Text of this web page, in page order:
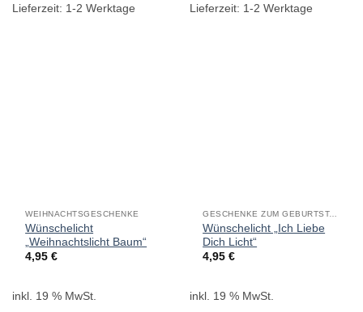
Lieferzeit: 1-2 Werktage Lieferzeit: 1-2 Werktage
WEIHNACHTSGESCHENKE
Wünschelicht
„Weihnachtslicht Baum“
4,95€
inkl. 19 % MwSt.
GESCHENKE ZUM GEBURTSTAG
Wünschelicht „Ich Liebe
Dich Licht“
4,95€
inkl. 19 % MwSt.